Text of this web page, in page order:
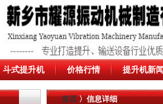
斗式提升机 价格行情 提升机新
首页〉信息详细